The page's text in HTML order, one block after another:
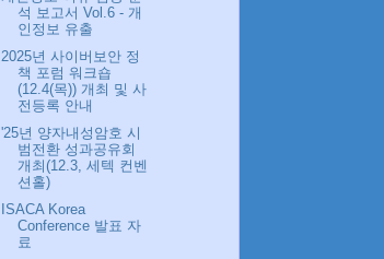
석 보고서 Vol.6 - 개
인정보 유출
2025년 사이버보안 정
책 포럼 워크숍
(12.4(목)) 개최 및 사
전등록 안내
'25년 양자내성암호 시
범전환 성과공유회
개최(12.3, 세텍 컨벤
션홀)
ISACA Korea
Conference 발표 자
료